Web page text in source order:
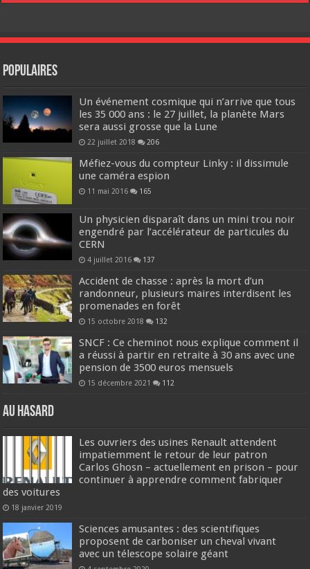
Populaires
Un événement cosmique qui n’arrive que tous
les 35 000 ans : le 27 juillet, la planète Mars
sera aussi grosse que la Lune
22 juillet 2018 206
Méfiez-vous du compteur Linky : il dissimule
une caméra espion
11 mai 2016 165
Un physicien disparaît dans un mini trou noir
engendré par l’accélérateur de particules du
CERN
4 juillet 2016 137
Accident de chasse : après la mort d’un
randonneur, plusieurs maires interdisent les
promenades en forêt
15 octobre 2018 132
SNCF : Ce cheminot nous explique comment il
a réussi à partir en retraite à 30 ans avec une
pension de 3500 euros mensuels
15 décembre 2021 112
Au hasard
Les ouvriers des usines Renault attendent
impatiemment le retour de leur patron
Carlos Ghosn – actuellement en prison – pour
continuer à apprendre comment fabriquer
des voitures
18 janvier 2019
Sciences amusantes : des scientifiques
proposent de carboniser un cheval vivant
avec un télescope solaire géant